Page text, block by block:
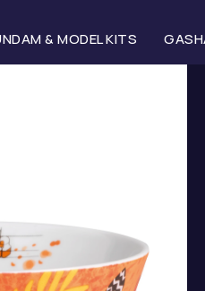
& MODEL KITS